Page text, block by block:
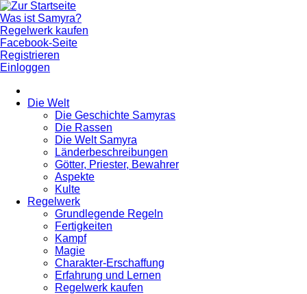
Was ist Samyra?
Regelwerk kaufen
Facebook-Seite
Registrieren
Einloggen
Die Welt
Die Geschichte Samyras
Die Rassen
Die Welt Samyra
Länderbeschreibungen
Götter, Priester, Bewahrer
Aspekte
Kulte
Regelwerk
Grundlegende Regeln
Fertigkeiten
Kampf
Magie
Charakter-Erschaffung
Erfahrung und Lernen
Regelwerk kaufen